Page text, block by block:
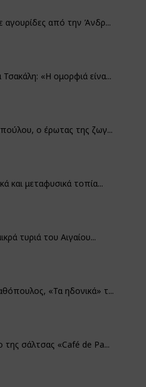
αγουρίδες από την Άνδρ...
«Η ομορφιά είνα...
ο έρωτας της ζωγ...
και μεταφυσικά τοπία...
τυριά του Αιγαίου...
«Τα ηδονικά» τ...
της σάλτσας «Café de Pa...